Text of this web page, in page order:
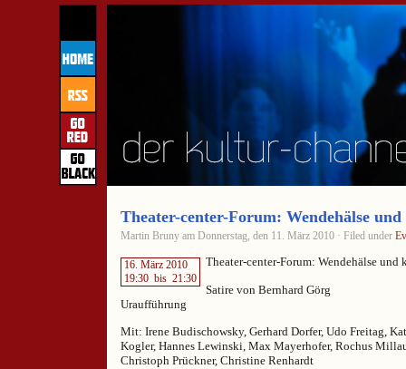
Theater-center-Forum: Wendehälse
Martin Bruny am Donnerstag, den 11. März 2010 · Filed under
16. März 2010
19:30 bis 21:30
Theater-center-Forum: Wendehälse und
Satire von Bernhard Görg
Uraufführung
Mit: Irene Budischowsky, Gerhard Dorfer, Udo Freitag,
Kogler, Hannes Lewinski, Max Mayerhofer, Rochus
Christoph Prückner, Christine Renhardt